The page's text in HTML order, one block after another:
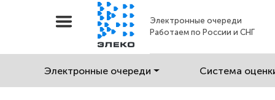
Электронные очереди
Работаем по России и СНГ
Электронные очереди Система